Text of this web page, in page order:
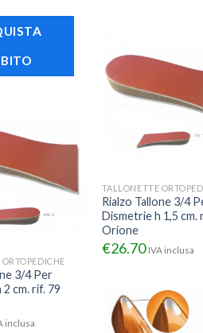
TALLONETTE
Rialzo Tallone 3/4
Dismetrie h 1,5 cm.
Orione
€26.70 IVA inclusa
3/4 Per
cm. rif. 79
inclusa